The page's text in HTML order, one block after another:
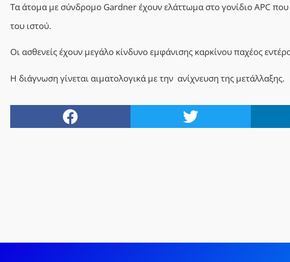
Τα άτομα με σύνδρομο Gardner έχουν ελάττωμα στο γονίδιο APC
του ιστού.
Οι ασθενείς έχουν μεγάλο κίνδυνο εμφάνισης καρκίνου παχέος
Η διάγνωση γίνεται αιματολογικά με την ανίχνευση της μετάλλαξης.